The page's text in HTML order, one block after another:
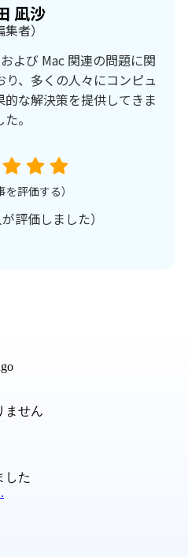
凪沙
集者）
よび Mac 関連の問題に関
、多くの人々にコンピュ
な解決策を提供してきま
た。
を評価する）
評価しました）